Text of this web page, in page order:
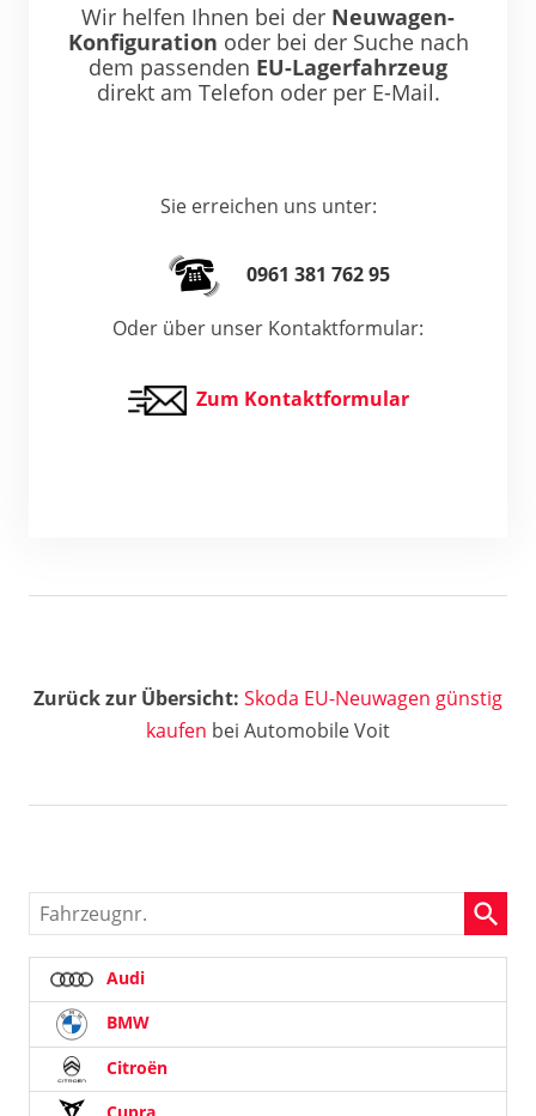
Wir helfen Ihnen bei der Neuwagen-
Konfiguration oder bei der Suche nach
dem passenden EU-Lagerfahrzeug
direkt am Telefon oder per E-Mail.
Sie erreichen uns unter:
0961 381 762 95
Oder über unser Kontaktformular:
Zum Kontaktformular
Zurück zur Übersicht: Skoda EU-Neuwagen günstig
kaufen bei Automobile Voit
Fahrzeugnr.
Audi
BMW
Citroën